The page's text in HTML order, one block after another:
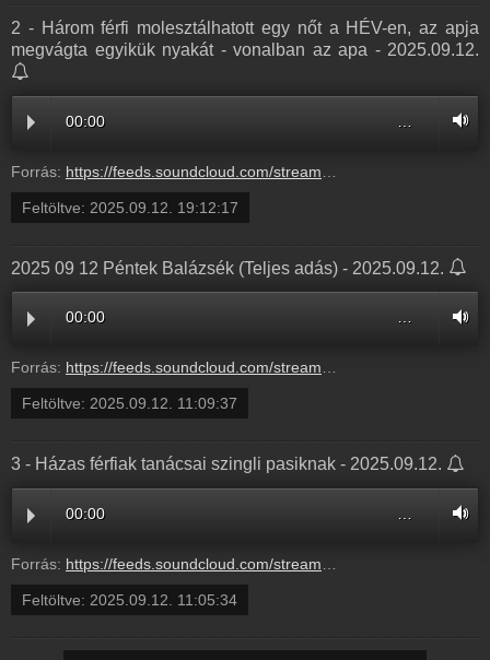
2 - Három férfi molesztálhatott egy nőt a HÉV-en, az apja
megvágta egyikük nyakát - vonalban az apa - 2025.09.12.
00:00
Forrás: https://feeds.soundcloud.com/stream/2169533007-radio1hungary-2-harom-ferfi-molesztalhatott-egy-not-a-hev-en-az-apja-megvagta-egyikuk-nyakat-vonalban-az-apa-2.mp3
Feltöltve: 2025.09.12. 19:12:17
2025 09 12 Péntek Balázsék (Teljes adás) - 2025.09.12.
00:00 …
Forrás: https://feeds.soundcloud.com/stream/2169332328-balazsek-2025-09-12-pentek-balazsek-teljes-adas.mp3
Feltöltve: 2025.09.12. 11:09:37
3 - Házas férfiak tanácsai szingli pasiknak - 2025.09.12.
00:00
Forrás: https://feeds.soundcloud.com/stream/2169330645-balazsek-3-hazas-ferfiak-tanacsai-szingli-pasiknak-3.mp3
Feltöltve: 2025.09.12. 11:05:34